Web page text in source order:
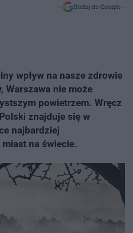
Dodaj do Google
wpływ na nasze zdrowie
Warszawa nie może
powietrzem. Wręcz
znajduje się w
najbardziej
na świecie.